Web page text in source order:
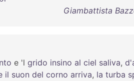
Giambattista
e 'l grido insino al ciel saliva,
il suon del corno arriva, la turba